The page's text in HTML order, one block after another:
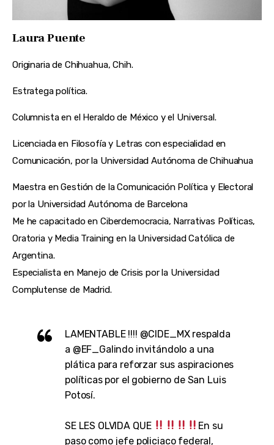
Laura Puente
Originaria de Chihuahua, Chih.
Estratega política.
Columnista en el Heraldo de México y el Universal.
Licenciada en Filosofía y Letras con especialidad en
Comunicación, por la Universidad Autónoma de Chihuahua
Maestra en Gestión de la Comunicación Política y Electoral
por la Universidad Autónoma de Barcelona
Me he capacitado en Ciberdemocracia, Narrativas Políticas,
Oratoria y Media Training en la Universidad Católica de
Argentina.
Especialista en Manejo de Crisis por la Universidad
Complutense de Madrid.
LAMENTABLE !!!! @CIDE_MXrespalda
a @EF_Galindo invitándolo a una
plática para reforzar sus aspiraciones
políticas por el gobierno de San Luis
Potosí.
SE LES OLVIDA QUE
En su
paso como jefe policiaco federal,